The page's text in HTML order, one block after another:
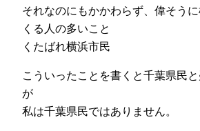
それなのにもかかわらず、偉そう
くる人の多いこと
くたばれ横浜市民
こういったことを書くと千葉県民
が
私は千葉県民ではありません。